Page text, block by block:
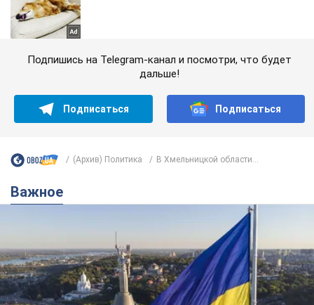
Подпишись на Telegram-канал и посмотри, что будет
дальше!
Подписаться Подписаться
(Архив) Политика В Хмельницкой области...
Важное